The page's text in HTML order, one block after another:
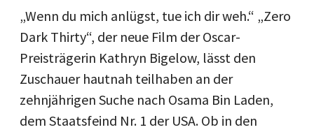
„Wenn du mich anlügst, tue ich dir weh.“ „Zero
Dark Thirty“, der neue Film der Oscar-
Preisträgerin Kathryn Bigelow, lässt den
Zuschauer hautnah teilhaben an der
zehnjährigen Suche nach Osama Bin Laden,
dem Staatsfeind Nr. 1 der USA. Ob in den